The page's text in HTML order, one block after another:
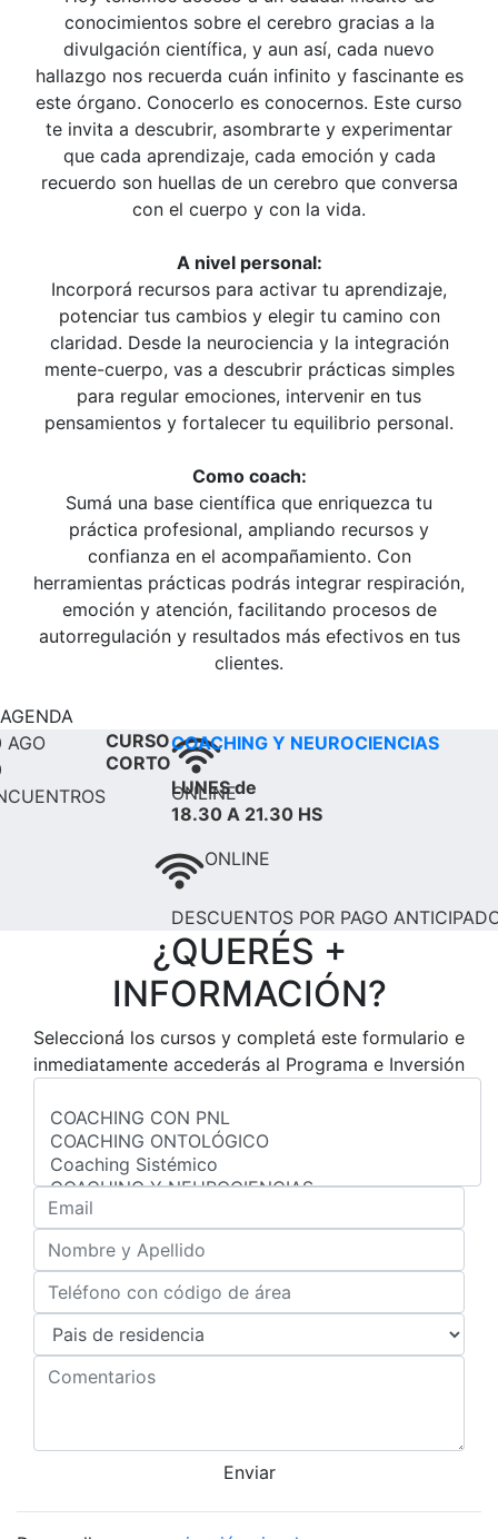
conocimientos sobre el cerebro gracias a la
divulgación científica, y aun así, cada nuevo
hallazgo nos recuerda cuán infinito y fascinante es
este órgano. Conocerlo es conocernos. Este curso
te invita a descubrir, asombrarte y experimentar
que cada aprendizaje, cada emoción y cada
recuerdo son huellas de un cerebro que conversa
con el cuerpo y con la vida.
A nivel personal:
Incorporá recursos para activar tu aprendizaje,
potenciar tus cambios y elegir tu camino con
claridad. Desde la neurociencia y la integración
mente-cuerpo, vas a descubrir prácticas simples
para regular emociones, intervenir en tus
pensamientos y fortalecer tu equilibrio personal.
Como coach:
Sumá una base científica que enriquezca tu
práctica profesional, ampliando recursos y
confianza en el acompañamiento. Con
herramientas prácticas podrás integrar respiración,
emoción y atención, facilitando procesos de
autorregulación y resultados más efectivos en tus
clientes.
AGENDA
AGO
CURSO
CORTO
ONLINE
COACHING Y NEUROCIENCIAS
LUNES de
18.30 A 21.30 HS
ONLINE
DESCUENTOS POR PAGO
¿QUERÉS +
INFORMACIÓN?
Seleccioná los cursos y completá este formulario e
inmediatamente accederás al Programa e Inversión
Enviar